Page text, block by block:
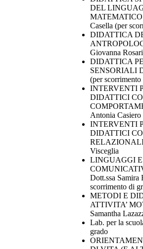
DEL
MATEMATICO
Casella (per
DIDATTICA
Giovanna
DIDATTICA
SENSORIALI
(per
INTERVENTI
DIDATTICI
Antonia Casiero
INTERVENTI
DIDATTICI
RELAZIONALI
Visceglia
LINGUAGGI
Dott.ssa Samira
scorrimento di
METODI E
ATTIVITA’
Samantha
Lab. per la
grado